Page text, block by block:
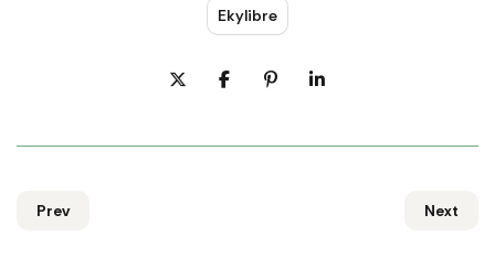
Ekylibre
Prev Next